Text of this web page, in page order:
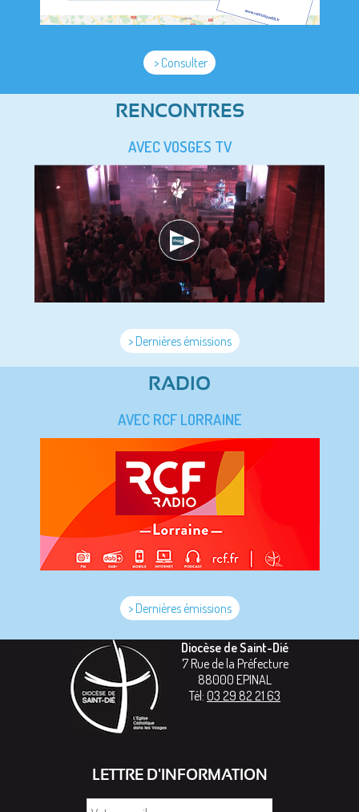
> Consulter
RENCONTRES
AVEC VOSGES TV
> Dernières émissions
RADIO
AVEC RCF LORRAINE
> Dernières émissions
Diocèse de Saint-Dié
7 Rue de la Préfecture
88000 EPINAL
Tél: 03 29 82 21 63
LETTRE D'INFORMATION